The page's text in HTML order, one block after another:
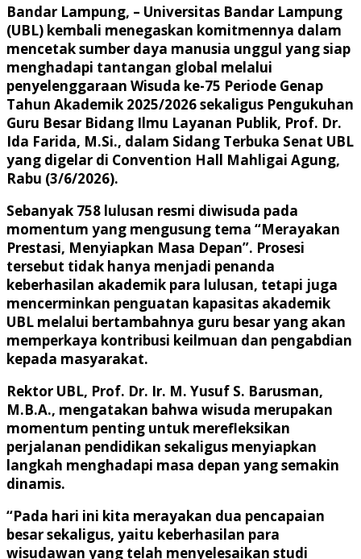
Bandar Lampung, – Universitas Bandar Lampung
(UBL) kembali menegaskan komitmennya dalam
mencetak sumber daya manusia unggul yang siap
menghadapi tantangan global melalui
penyelenggaraan Wisuda ke-75 Periode Genap
Tahun Akademik 2025/2026 sekaligus Pengukuhan
Guru Besar Bidang Ilmu Layanan Publik, Prof. Dr.
Ida Farida, M.Si., dalam Sidang Terbuka Senat UBL
yang digelar di Convention Hall Mahligai Agung,
Rabu (3/6/2026).
Sebanyak 758 lulusan resmi diwisuda pada
momentum yang mengusung tema “Merayakan
Prestasi, Menyiapkan Masa Depan”. Prosesi
tersebut tidak hanya menjadi penanda
keberhasilan akademik para lulusan, tetapi juga
mencerminkan penguatan kapasitas akademik
UBL melalui bertambahnya guru besar yang akan
memperkaya kontribusi keilmuan dan pengabdian
kepada masyarakat.
Rektor UBL, Prof. Dr. Ir. M. Yusuf S. Barusman,
M.B.A., mengatakan bahwa wisuda merupakan
momentum penting untuk merefleksikan
perjalanan pendidikan sekaligus menyiapkan
langkah menghadapi masa depan yang semakin
dinamis.
“Pada hari ini kita merayakan dua pencapaian
besar sekaligus, yaitu keberhasilan para
wisudawan yang telah menyelesaikan studi